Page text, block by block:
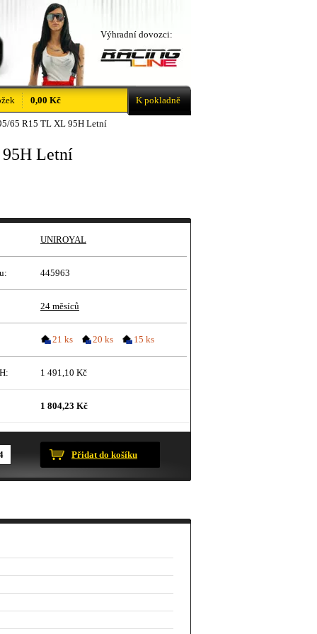
65 R15 TL XL 95H Letní
Letní
UNIROYAL
445963
24 měsíců
21 ks 20 ks 15 ks
1 491,10 Kč
1 804,23 Kč
Přidat do košíku
Výhradní dovozci:
0,00 Kč K pokladně